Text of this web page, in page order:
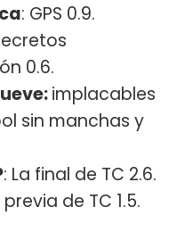
: GPS 0.9.
0.6.
implacables
sin manchas y
: La final de TC 2.6.
de TC 1.5.